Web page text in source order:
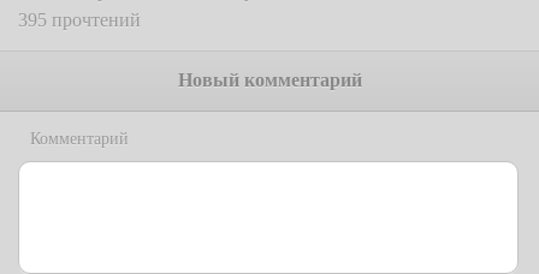
395 прочтений
Новый комментарий
Комментарий